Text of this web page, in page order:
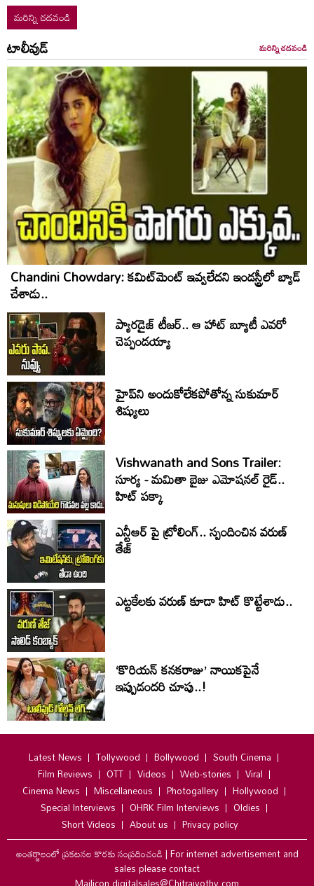
మరిన్ని చదవండి
టాలీవుడ్ మరిన్ని చదవండి
Chandini Chowdary: కమిట్‌మెంట్ ఇవ్వలేదని ఇండస్ట్రీలో బ్యాడ్
చేశాడు..
ప్యారడైజ్ టీజర్.. ఆ హాట్ బ్యూటీ ఎవరో
చెప్పండయ్యా
హైప్‌ని అందుకోలేకపోతోన్న సుకుమార్
శిష్యులు
Vishwanath and Sons Trailer:
సూర్య - మమితా బైజు ఎమోషనల్ రైడ్..
హిట్ పక్కా
ఎన్టీఆర్ పై ట్రోలింగ్.. స్పందించిన వరుణ్
తేజ్
ఎట్టకేలకు వరుణ్ కూడా హిట్ కొట్టేశాడు..
‘కొరియన్ కనకరాజు’ నాయికపైనే
ఇప్పుడందరి చూపు..!
Latest News Tollywood Bollywood
South Cinema
Film Reviews
OTT Videos Web-stories
Viral
Cinema News
Miscellaneous Photogallery
Hollywood
Special Interviews
OHRK Film Interviews
Oldies
Short Videos
About us
Privacy policy
అంతర్జాలంలో ప్రకటనల కొరకు సంప్రదించండి|For internet advertisement and
sales please contact